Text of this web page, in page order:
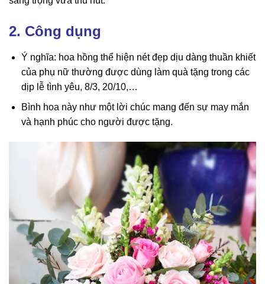
2. Công dụng
Ý nghĩa: hoa hồng thể hiện nét đẹp dịu dàng thuần khiết
của phụ nữ thường được dùng làm quà tặng trong các
dịp lễ tình yêu, 8/3, 20/10,…
Bình hoa này như một lời chúc mang đến sự may mắn
và hạnh phúc cho người được tặng.